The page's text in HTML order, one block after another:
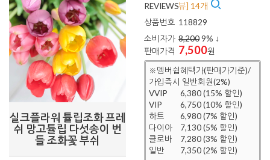
실크플라워 튤립조화 프레
쉬 망고튤립 다섯송이 번
들 조화꽃 부쉬
REVIEWS뷰] 14개
상품번호 118829
소비자가 8,2009% ↓
판매가격 7,500원
※멤버쉽혜택가(판매가기준)/
가입즉시 일반회원(2%)
VVIP
6,380 (15% 할인)
VIP
6,750 (10% 할인)
하트
6,980 (7% 할인)
다이아
7,130 (5% 할인)
클로바
7,280 (3% 할인)
일반
7,350 (2% 할인)